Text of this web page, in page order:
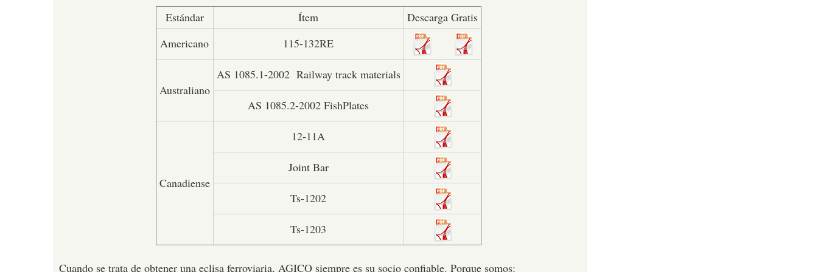
Estándar Ítem
Descarga Gratis
Americano
115-132RE
Australiano
AS 1085.1-2002 Railway track materials
AS 1085.2-2002 FishPlates
Canadiense
12-11A
Joint Bar
Ts-1202
Ts-1203
Cuando se trata de obtener una eclisa ferroviaria, AGICO siempre es su socio confiable. Porque somos: